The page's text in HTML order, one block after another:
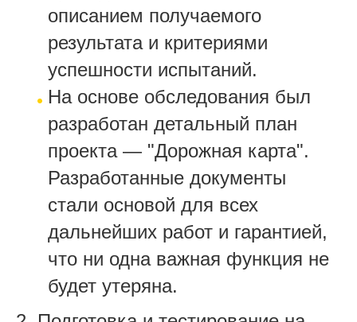
описанием получаемого
результата и критериями
успешности испытаний.
На основе обследования был
разработан детальный план
проекта — "Дорожная карта".
Разработанные документы
стали основой для всех
дальнейших работ и гарантией,
что ни одна важная функция не
будет утеряна.